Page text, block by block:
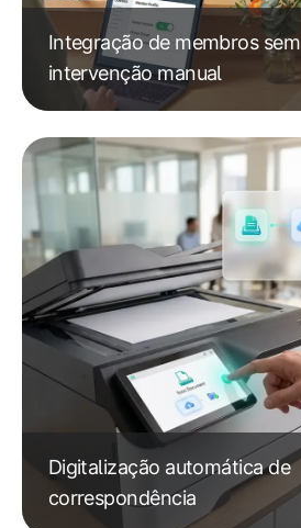
Integração de membros sem
intervenção manual
Digitalização automática de
correspondência